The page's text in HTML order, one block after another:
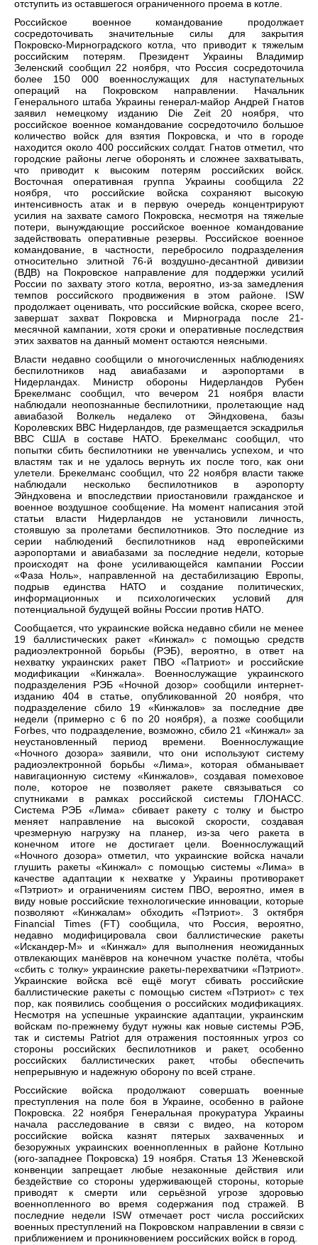
отступить из оставшегося ограниченного проема в котле.
Российское военное командование продолжает
сосредоточивать значительные силы для закрытия
Покровско-Мирноградского котла, что приводит к тяжелым
российским потерям. Президент Украины Владимир
Зеленский сообщил 22 ноября, что Россия сосредоточила
более 150 000 военнослужащих для наступательных
операций на Покровском направлении. Начальник
Генерального штаба Украины генерал-майор Андрей Гнатов
заявил немецкому изданию Die Zeit 20 ноября, что
российское военное командование сосредоточило большое
количество войск для взятия Покровска, и что в городе
находится около 400 российских солдат. Гнатов отметил, что
городские районы легче оборонять и сложнее захватывать,
что приводит к высоким потерям российских войск.
Восточная оперативная группа Украины сообщила 22
ноября, что российские войска сохраняют высокую
интенсивность атак и в первую очередь концентрируют
усилия на захвате самого Покровска, несмотря на тяжелые
потери, вынуждающие российское военное командование
задействовать оперативные резервы. Российское военное
командование, в частности, перебросило подразделения
относительно элитной 76-й воздушно-десантной дивизии
(ВДВ) на Покровское направление для поддержки усилий
России по захвату этого котла, вероятно, из-за замедления
темпов российского продвижения в этом районе. ISW
продолжает оценивать, что российские войска, скорее всего,
завершат захват Покровска и Мирнограда после 21-
месячной кампании, хотя сроки и оперативные последствия
этих захватов на данный момент остаются неясными.
Власти недавно сообщили о многочисленных наблюдениях
беспилотников над авиабазами и аэропортами в
Нидерландах. Министр обороны Нидерландов Рубен
Брекелманс сообщил, что вечером 21 ноября власти
наблюдали неопознанные беспилотники, пролетающие над
авиабазой Волкель недалеко от Эйндховена, базы
Королевских ВВС Нидерландов, где размещается эскадрилья
ВВС США в составе НАТО. Брекелманс сообщил, что
попытки сбить беспилотники не увенчались успехом, и что
властям так и не удалось вернуть их после того, как они
улетели. Брекелманс сообщил, что 22 ноября власти также
наблюдали несколько беспилотников в аэропорту
Эйндховена и впоследствии приостановили гражданское и
военное воздушное сообщение. На момент написания этой
статьи власти Нидерландов не установили личность,
стоявшую за пролетами беспилотников. Это последние из
серии наблюдений беспилотников над европейскими
аэропортами и авиабазами за последние недели, которые
происходят на фоне усиливающейся кампании России
«Фаза Ноль», направленной на дестабилизацию Европы,
подрыв единства НАТО и создание политических,
информационных и психологических условий для
потенциальной будущей войны России против НАТО.
Сообщается, что украинские войска недавно сбили не менее
19 баллистических ракет «Кинжал» с помощью средств
радиоэлектронной борьбы (РЭБ), вероятно, в ответ на
нехватку украинских ракет ПВО «Патриот» и российские
модификации «Кинжала». Военнослужащие украинского
подразделения РЭБ «Ночной дозор» сообщили интернет-
изданию 404 в статье, опубликованной 20 ноября, что
подразделение сбило 19 «Кинжалов» за последние две
недели (примерно с 6 по 20 ноября), а позже сообщили
Forbes, что подразделение, возможно, сбило 21 «Кинжал» за
неустановленный период времени. Военнослужащие
«Ночного дозора» заявили, что они используют систему
радиоэлектронной борьбы «Лима», которая обманывает
навигационную систему «Кинжалов», создавая помеховое
поле, которое не позволяет ракете связываться со
спутниками в рамках российской системы ГЛОНАСС.
Система РЭБ «Лима» сбивает ракету с толку и быстро
меняет направление на высокой скорости, создавая
чрезмерную нагрузку на планер, из-за чего ракета в
конечном итоге не достигает цели. Военнослужащий
«Ночного дозора» отметил, что украинские войска начали
глушить ракеты «Кинжал» с помощью системы «Лима» в
качестве адаптации к нехватке у Украины противоракет
«Пэтриот» и ограничениям систем ПВО, вероятно, имея в
виду новые российские технологические инновации, которые
позволяют «Кинжалам» обходить «Пэтриот». 3 октября
Financial Times (FT) сообщила, что Россия, вероятно,
недавно модифицировала свои баллистические ракеты
«Искандер-М» и «Кинжал» для выполнения неожиданных
отвлекающих манёвров на конечном участке полёта, чтобы
«сбить с толку» украинские ракеты-перехватчики «Пэтриот».
Украинские войска всё ещё могут сбивать российские
баллистические ракеты с помощью систем «Пэтриот» с тех
пор, как появились сообщения о российских модификациях.
Несмотря на успешные украинские адаптации, украинским
войскам по-прежнему будут нужны как новые системы РЭБ,
так и системы Patriot для отражения постоянных угроз со
стороны российских беспилотников и ракет, особенно
российских баллистических ракет, чтобы обеспечить
непрерывную и надежную оборону по всей стране.
Российские войска продолжают совершать военные
преступления на поле боя в Украине, особенно в районе
Покровска. 22 ноября Генеральная прокуратура Украины
начала расследование в связи с видео, на котором
российские войска казнят пятерых захваченных и
безоружных украинских военнопленных в районе Котлыно
(юго-западнее Покровска) 19 ноября. Статья 13 Женевской
конвенции запрещает любые незаконные действия или
бездействие со стороны удерживающей стороны, которые
приводят к смерти или серьёзной угрозе здоровью
военнопленного во время содержания под стражей. В
последние недели ISW отмечает рост числа российских
военных преступлений на Покровском направлении в связи с
приближением и проникновением российских войск в город.